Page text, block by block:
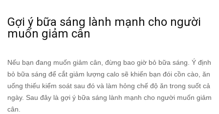
Gợi ý bữa sáng lành mạnh cho người
muốn giảm cân
Nếu bạn đang muốn giảm cân, đừng bao giờ bỏ bữa sáng. Ý định
bỏ bữa sáng để cắt giảm lượng calo sẽ khiến bạn đói cồn cào, ăn
uống thiếu kiểm soát sau đó và làm hỏng chế độ ăn trong suốt cả
ngày. Sau đây là gợi ý bữa sáng lành mạnh cho người muốn giảm
cân.